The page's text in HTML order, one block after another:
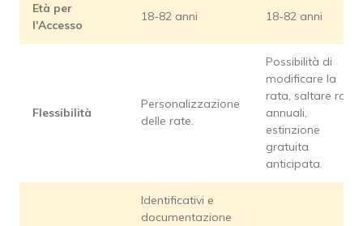
Età per
l'Accesso
18-82 anni 18-82 anni
Flessibilità
Personalizzazione
delle rate.
Possibilità di
modificare la
rata, saltare rate
annuali,
estinzione
gratuita
anticipata.
Identificativi e
documentazione